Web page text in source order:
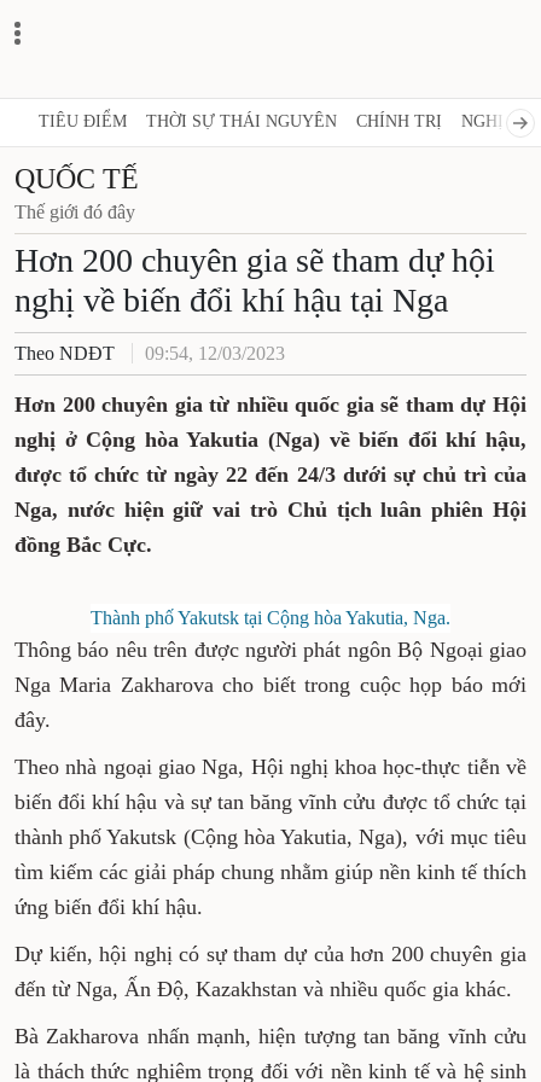
TIÊU ĐIỂM THỜI SỰ THÁI NGUYÊN CHÍNH TRỊ NGHỊ
QUỐC TẾ
Thế giới đó đây
Hơn 200 chuyên gia sẽ tham dự hội
nghị về biến đổi khí hậu tại Nga
Theo NDĐT 09:54, 12/03/2023
Hơn 200 chuyên gia từ nhiều quốc gia sẽ tham dự Hội
nghị ở Cộng hòa Yakutia (Nga) về biến đổi khí hậu,
được tổ chức từ ngày 22 đến 24/3 dưới sự chủ trì của
Nga, nước hiện giữ vai trò Chủ tịch luân phiên Hội
đồng Bắc Cực.
Thành phố Yakutsk tại Cộng hòa Yakutia, Nga.
Thông báo nêu trên được người phát ngôn Bộ Ngoại giao
Nga Maria Zakharova cho biết trong cuộc họp báo mới
đây.
Theo nhà ngoại giao Nga, Hội nghị khoa học-thực tiễn về
biến đổi khí hậu và sự tan băng vĩnh cửu được tổ chức tại
thành phố Yakutsk (Cộng hòa Yakutia, Nga), với mục tiêu
tìm kiếm các giải pháp chung nhằm giúp nền kinh tế thích
ứng biến đổi khí hậu.
Dự kiến, hội nghị có sự tham dự của hơn 200 chuyên gia
đến từ Nga, Ấn Độ, Kazakhstan và nhiều quốc gia khác.
Bà Zakharova nhấn mạnh, hiện tượng tan băng vĩnh cửu
là thách thức nghiêm trọng đối với nền kinh tế và hệ sinh